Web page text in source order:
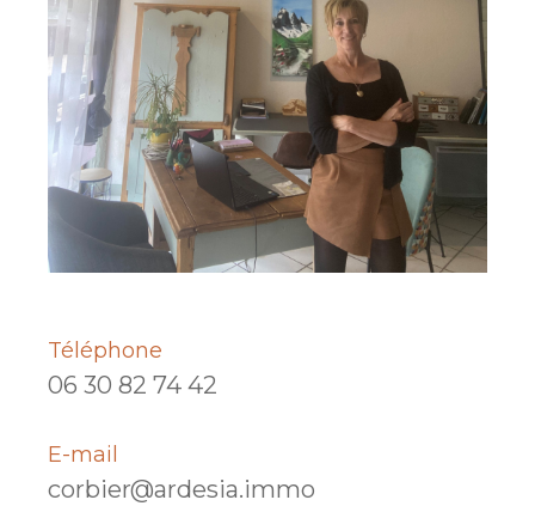
Téléphone
06 30 82 74 42
E-mail
corbier@ardesia.immo